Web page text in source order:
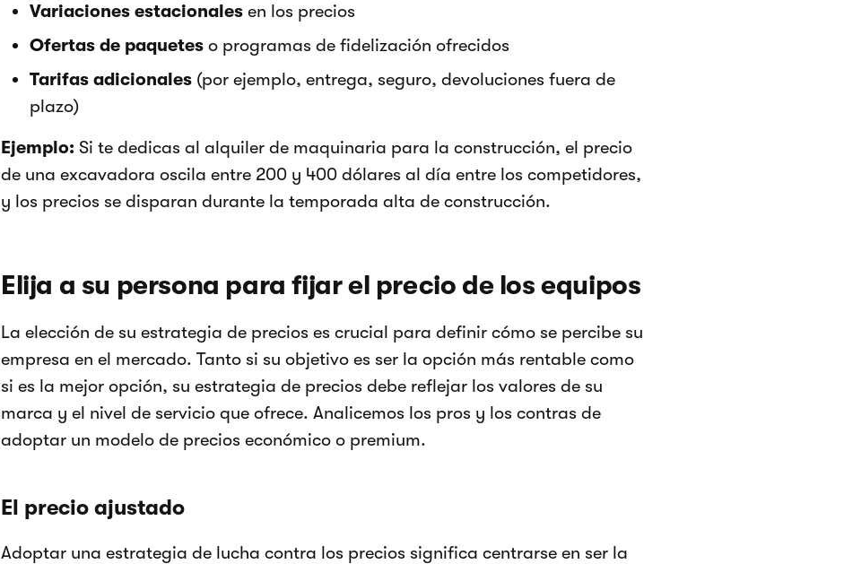
Variaciones estacionales en los precios
Ofertas de paquetes o programas de fidelización ofrecidos
Tarifas adicionales (por ejemplo, entrega, seguro, devoluciones fuera de
plazo)
Ejemplo: Si te dedicas al alquiler de maquinaria para la construcción, el precio
de una excavadora oscila entre 200 y 400 dólares al día entre los competidores,
y los precios se disparan durante la temporada alta de construcción.
Elija a su persona para fijar el precio de los equipos
La elección de su estrategia de precios es crucial para definir cómo se percibe su
empresa en el mercado. Tanto si su objetivo es ser la opción más rentable como
si es la mejor opción, su estrategia de precios debe reflejar los valores de su
marca y el nivel de servicio que ofrece. Analicemos los pros y los contras de
adoptar un modelo de precios económico o premium.
El precio ajustado
Adoptar una estrategia de lucha contra los precios significa centrarse en ser la